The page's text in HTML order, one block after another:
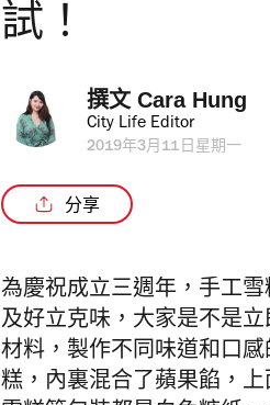
試！
撰文 Cara Hung
City Life Editor
2019年3月11日星期一
分享
為慶祝成立三週年，手工
及好立克味，大家是不是
材料，製作不同味道和口
糕，內裏混合了蘋果餡，